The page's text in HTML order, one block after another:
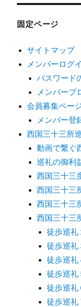
固定ページ
サイトマップ
メンバーログ
パスワード
メンバープ
会員募集ペー
メンバー登
西国三十三所
動画で繋ぐ
巡礼の御利
西国三十三
西国三十三
西国三十三
西国三十三
徒歩巡礼
徒歩巡礼
徒歩巡礼
徒歩巡礼
徒歩巡礼
徒歩巡礼